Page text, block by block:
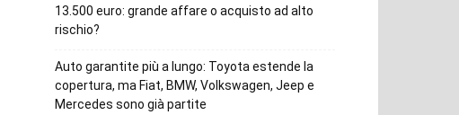
13.500 euro: grande affare o acquisto ad alto
rischio?
Auto garantite più a lungo: Toyota estende la
copertura, ma Fiat, BMW, Volkswagen, Jeep e
Mercedes sono già partite